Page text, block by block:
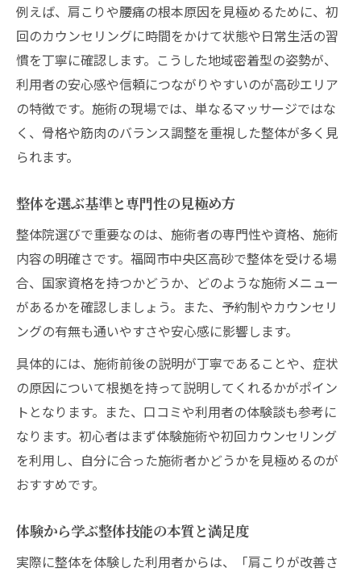
整体技能で肩こり腰痛を根本から解決
整体による腰痛肩こりのケアと予防策
整体技能が快適な日常をサポートする理由
整体で得られる肩こり腰痛改善の実感
整体技能を活かした快適生活のポイント
整体技能がもたらす中央区高砂での変化
高砂で整体技能が日常にもたらす影響
整体技能による姿勢改善と健康意識向上
整体技能が中央区高砂で評価される理由
整体技能で変わる高砂の健康習慣
実感できる整体の効果と高砂での特徴
整体技能が高砂で生む効果の実例紹介
整体で得られる効果と高砂の施術特徴
整体技能の違いが効果に与える影響
高砂で実感する整体技能の持続力とは
整体技能の実力を感じる高砂の魅力
例えば、肩こりや腰痛の根本原因を見極めるために、初
回のカウンセリングに時間をかけて状態や日常生活の習
慣を丁寧に確認します。こうした地域密着型の姿勢が、
利用者の安心感や信頼につながりやすいのが高砂エリア
の特徴です。施術の現場では、単なるマッサージではな
く、骨格や筋肉のバランス調整を重視した整体が多く見
られます。
整体を選ぶ基準と専門性の見極め方
整体院選びで重要なのは、施術者の専門性や資格、施術
内容の明確さです。福岡市中央区高砂で整体を受ける場
合、国家資格を持つかどうか、どのような施術メニュー
があるかを確認しましょう。また、予約制やカウンセリ
ングの有無も通いやすさや安心感に影響します。
具体的には、施術前後の説明が丁寧であることや、症状
の原因について根拠を持って説明してくれるかがポイン
トとなります。また、口コミや利用者の体験談も参考に
なります。初心者はまず体験施術や初回カウンセリング
を利用し、自分に合った施術者かどうかを見極めるのが
おすすめです。
体験から学ぶ整体技能の本質と満足度
実際に整体を体験した利用者からは、「肩こりが改善さ